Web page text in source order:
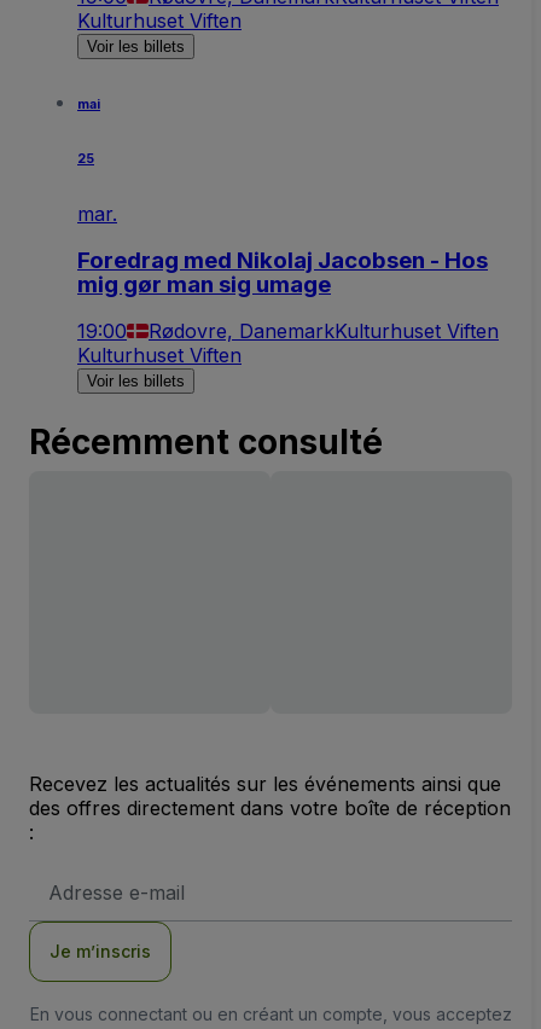
Kulturhuset Viften
Voir les billets
mai
25
mar.
Foredrag med Nikolaj Jacobsen - Hos
mig gør man sig umage
19:00 Rødovre, DanemarkKulturhuset Viften
Kulturhuset Viften
Voir les billets
Récemment consulté
Recevez les actualités sur les événements ainsi que
des offres directement dans votre boîte de réception
:
e-
Je m’inscris
En vous connectant ou en créant un compte, vous acceptez